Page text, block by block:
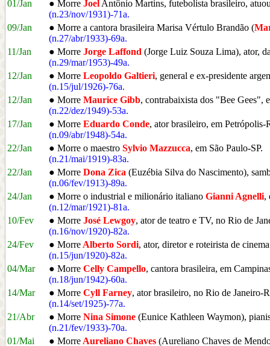
01/Jan ● Morre Joel Antônio Martins, futebolista brasileiro,
(n.23/nov/1931)-71a.
09/Jan
● Morre a cantora brasileira Marisa Vértulo Brandão (
(n.27/abr/1933)-69a.
11/Jan
● Morre Jorge Laffond (Jorge Luiz Souza Lima), ator,
(n.29/mar/1953)-49a.
12/Jan
● Morre Leopoldo Galtieri, general e ex-presidente
(n.15/jul/1926)-76a.
12/Jan
● Morre Maurice Gibb, contrabaixista dos "Bee Gees",
(n.22/dez/1949)-53a.
17/Jan
● Morre Eduardo Conde, ator brasileiro, em Petrópolis-
(n.09/abr/1948)-54a.
22/Jan
● Morre o maestro Sylvio Mazzucca, em São Paulo-SP.
(n.21/mai/1919)-83a.
22/Jan
● Morre Dona Zica (Euzébia Silva do Nascimento),
(n.06/fev/1913)-89a.
24/Jan
● Morre o industrial e milionário italiano Gianni Agnelli,
(n.12/mar/1921)-81a.
10/Fev
● Morre José Lewgoy, ator de teatro e TV, no Rio de
(n.16/nov/1920)-82a.
24/Fev
● Morre Alberto Sordi, ator, diretor e roteirista de
(n.15/jun/1920)-82a.
04/Mar
● Morre Celly Campello, cantora brasileira, em
(n.18/jun/1942)-60a.
14/Mar
● Morre Cyll Farney, ator brasileiro, no Rio de Janeiro-
(n.14/set/1925)-77a.
21/Abr
● Morre Nina Simone (Eunice Kathleen Waymon),
(n.21/fev/1933)-70a.
01/Mai
● Morre Aureliano Chaves (Aureliano Chaves de